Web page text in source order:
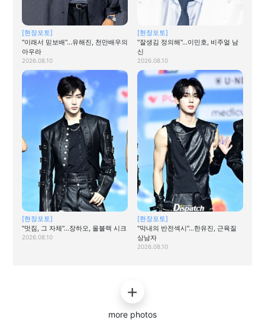
[현장포토]
"이래서 믿보배"…유해진, 천만배우의
아우라
2026.08.10
[현장포토]
"잘생김 정의해"…이민호, 비주얼 남
신
2026.08.10
[현장포토]
"멋짐, 그 자체"…장하오, 올블랙 시크
2026.08.10
[현장포토]
"막내의 반전섹시"…한유진, 근육질
상남자
2026.08.10
more photos